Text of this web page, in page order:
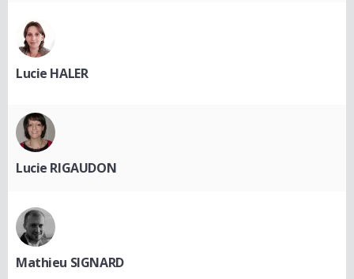
Lucie HALER
Lucie RIGAUDON
Mathieu SIGNARD